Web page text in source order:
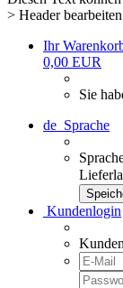
> Header
Ihr
0,00 EUR
Sie
de Sprache
Kundenlogin